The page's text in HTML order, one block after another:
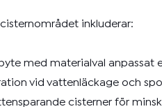
inkluderar:
med materialval anpassat
vid vattenläckage och
cisterner för